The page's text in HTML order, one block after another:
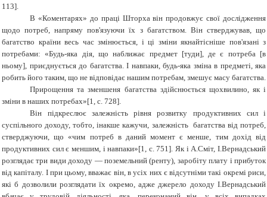
113].
В «Коментарях» до праці Шторха він продовжує свої дослідження
щодо потреб, напряму пов'язуючи їх з багатством. Він стверджував, що
багатство країни весь час змінюється, і ці зміни якнайтісніше пов'язані з
потребами: «Будь-яка дія, що наближає предмет [туди], де є потреба [в
ньому], приєднується до багатства. І навпаки, будь-яка зміна в предметі, яка
робить його таким, що не відповідає нашим потребам, змешує масу багатства.
Прирощення та зменшеня багатства здійснюється щохвилино, як і
зміни в наших потребах»[1, с. 728].
Він підкреслює залежність рівня розвитку продуктивних сил і
суспільного доходу, тобто, інакше кажучи, залежність багатства від потреб,
стверджуючи, що «чим потреб в даний момент є менше, тим дохід від
продуктивних сил є меншим, і навпаки»[1, с. 751]. Як і А.Сміт, І.Вернадський
розглядає три види доходу — поземельний (ренту), заробіту плату і прибуток
від капіталу. І при цьому, вважає він, в усіх них є відсутніми такі окремі риси,
які б дозволили розглядати їх окремо, адже джерело доходу І.Вернадський